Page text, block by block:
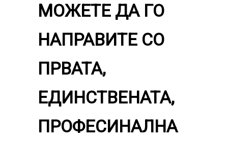
МОЖЕТЕ ДА ГО
НАПРАВИТЕ СО
ПРВАТА,
ЕДИНСТВЕНАТА,
ПРОФЕСИНАЛНА